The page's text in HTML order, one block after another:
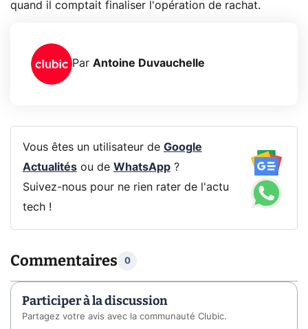
quand il comptait finaliser l'opération de rachat.
Par Antoine Duvauchelle
Vous êtes un utilisateur de Google
Actualitésou de WhatsApp?
Suivez-nous pour ne rien rater de l'actu
tech !
Commentaires 0
Participer à la discussion
Partagez votre avis avec la communauté Clubic.